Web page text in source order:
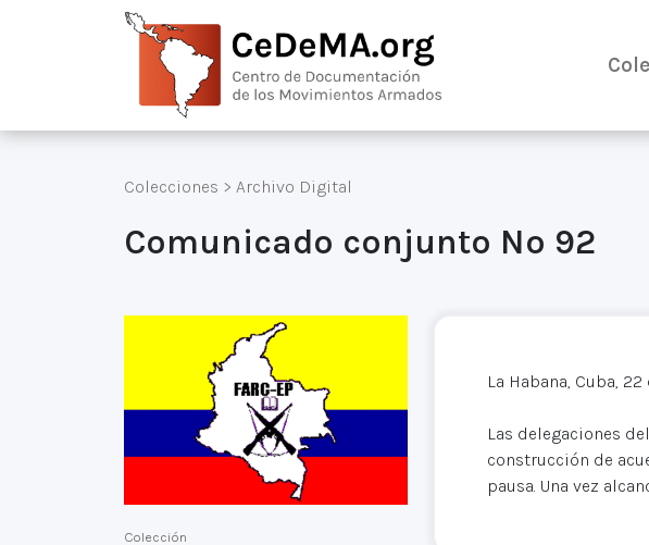
Colecciones > Archivo Digital
Comunicado conjunto Nº 92
Colección
La Habana, Cuba,
Las delegaciones
construcción de
pausa. Una vez